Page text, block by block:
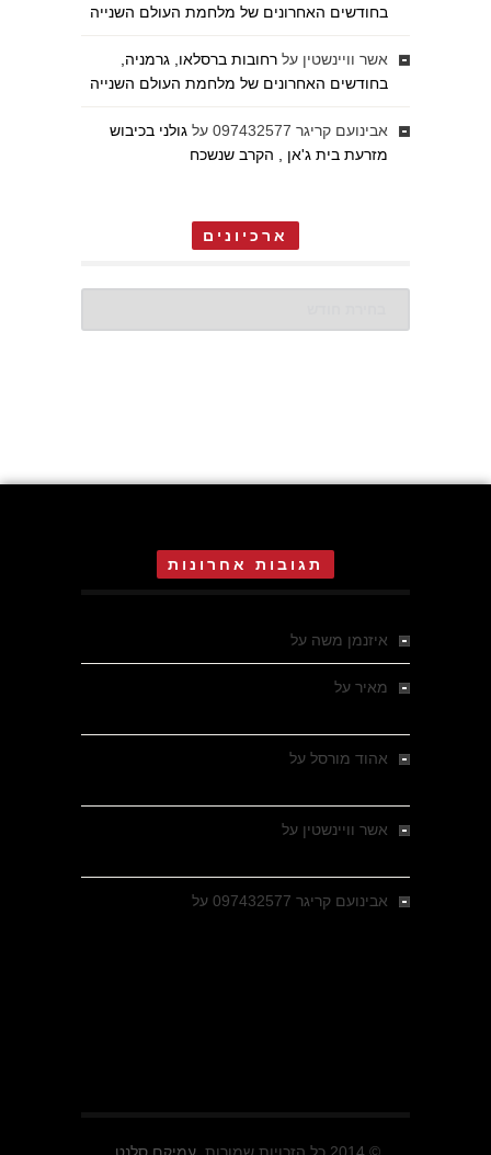
בחודשים האחרונים של מלחמת העולם השנייה
אשר וויינשטין על רחובות ברסלאו, גרמניה,
בחודשים האחרונים של מלחמת העולם השנייה
אבינועם קריגר 097432577 על גולני בכיבוש
מזרעת בית ג'אן , הקרב שנשכח
ארכיונים
תגובות אחרונות
איזנמן משה על
מאיר על
אהוד מורסל על
אשר וויינשטין על
אבינועם קריגר 097432577 על